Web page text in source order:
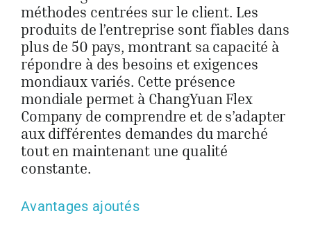
méthodes centrées sur le client. Les
produits de l’entreprise sont fiables dans
plus de 50 pays, montrant sa capacité à
répondre à des besoins et exigences
mondiaux variés. Cette présence
mondiale permet à ChangYuan Flex
Company de comprendre et de s’adapter
aux différentes demandes du marché
tout en maintenant une qualité
constante.
Avantages ajoutés